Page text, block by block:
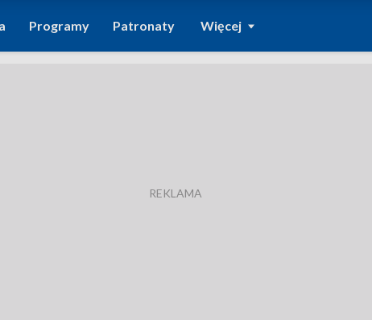
Programy Patronaty Więcej